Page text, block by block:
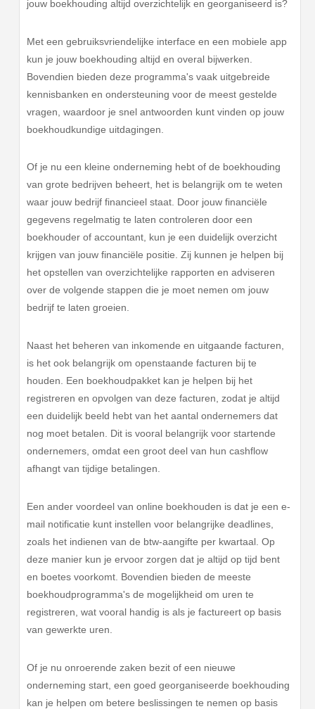
jouw boekhouding altijd overzichtelijk en georganiseerd is?
Met een gebruiksvriendelijke interface en een mobiele app
kun je jouw boekhouding altijd en overal bijwerken.
Bovendien bieden deze programma's vaak uitgebreide
kennisbanken en ondersteuning voor de meest gestelde
vragen, waardoor je snel antwoorden kunt vinden op jouw
boekhoudkundige uitdagingen.
Of je nu een kleine onderneming hebt of de boekhouding
van grote bedrijven beheert, het is belangrijk om te weten
waar jouw bedrijf financieel staat. Door jouw financiële
gegevens regelmatig te laten controleren door een
boekhouder of accountant, kun je een duidelijk overzicht
krijgen van jouw financiële positie. Zij kunnen je helpen bij
het opstellen van overzichtelijke rapporten en adviseren
over de volgende stappen die je moet nemen om jouw
bedrijf te laten groeien.
Naast het beheren van inkomende en uitgaande facturen,
is het ook belangrijk om openstaande facturen bij te
houden. Een boekhoudpakket kan je helpen bij het
registreren en opvolgen van deze facturen, zodat je altijd
een duidelijk beeld hebt van het aantal ondernemers dat
nog moet betalen. Dit is vooral belangrijk voor startende
ondernemers, omdat een groot deel van hun cashflow
afhangt van tijdige betalingen.
Een ander voordeel van online boekhouden is dat je een e-
mail notificatie kunt instellen voor belangrijke deadlines,
zoals het indienen van de btw-aangifte per kwartaal. Op
deze manier kun je ervoor zorgen dat je altijd op tijd bent
en boetes voorkomt. Bovendien bieden de meeste
boekhoudprogramma's de mogelijkheid om uren te
registreren, wat vooral handig is als je factureert op basis
van gewerkte uren.
Of je nu onroerende zaken bezit of een nieuwe
onderneming start, een goed georganiseerde boekhouding
kan je helpen om betere beslissingen te nemen op basis